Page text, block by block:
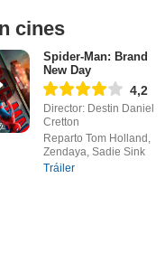
cines
Spider-Man: Brand
New Day
4,2
Director: Destin Daniel
Cretton
Reparto Tom Holland,
Zendaya, Sadie Sink
Tráiler